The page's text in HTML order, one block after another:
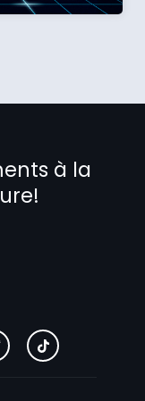
à la